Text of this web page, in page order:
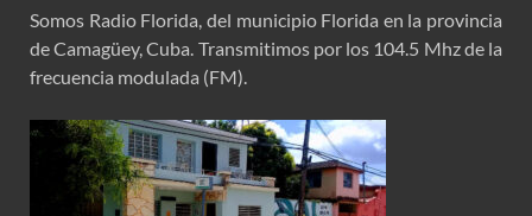
Somos Radio Florida, del municipio Florida en la provincia
de Camagüey, Cuba. Transmitimos por los 104.5 Mhz de la
frecuencia modulada (FM).